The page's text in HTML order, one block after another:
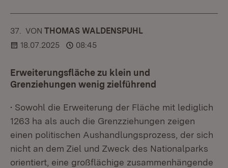
37. KOMMENTAR
VON :THOMAS WALDENSPUHL
18.07.2025
08:45
Erweiterungsfläche zu klein und
Grenziehungen wenig zielführend
• Sowohl die Erweiterung der Fläche mit lediglich
1263 ha als auch die Grenzziehungen zeigen
einen politischen Aushandlungsprozess, der sich
nicht an dem Ziel und Zweck des Nationalparks
orientiert, eine großflächige zusammenhängende